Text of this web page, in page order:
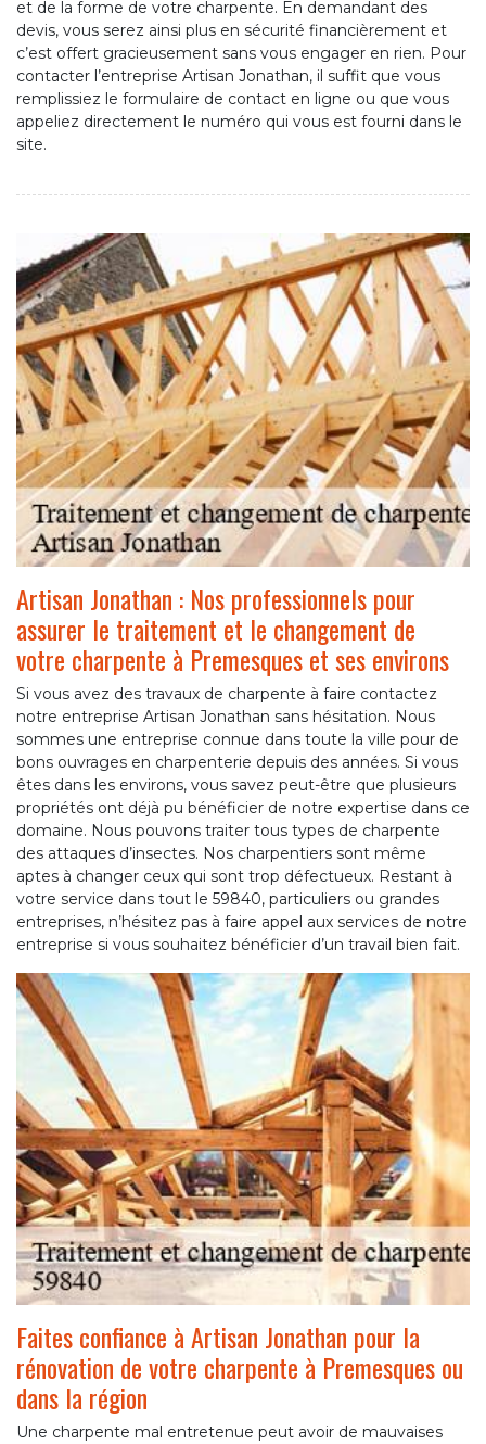
et de la forme de votre charpente. En demandant des
devis, vous serez ainsi plus en sécurité financièrement et
c’est offert gracieusement sans vous engager en rien. Pour
contacter l’entreprise Artisan Jonathan, il suffit que vous
remplissiez le formulaire de contact en ligne ou que vous
appeliez directement le numéro qui vous est fourni dans le
site.
Artisan Jonathan : Nos professionnels pour
assurer le traitement et le changement de
votre charpente à Premesques et ses environs
Si vous avez des travaux de charpente à faire contactez
notre entreprise Artisan Jonathan sans hésitation. Nous
sommes une entreprise connue dans toute la ville pour de
bons ouvrages en charpenterie depuis des années. Si vous
êtes dans les environs, vous savez peut-être que plusieurs
propriétés ont déjà pu bénéficier de notre expertise dans ce
domaine. Nous pouvons traiter tous types de charpente
des attaques d’insectes. Nos charpentiers sont même
aptes à changer ceux qui sont trop défectueux. Restant à
votre service dans tout le 59840, particuliers ou grandes
entreprises, n’hésitez pas à faire appel aux services de notre
entreprise si vous souhaitez bénéficier d’un travail bien fait.
Faites confiance à Artisan Jonathan pour la
rénovation de votre charpente à Premesques ou
dans la région
Une charpente mal entretenue peut avoir de mauvaises